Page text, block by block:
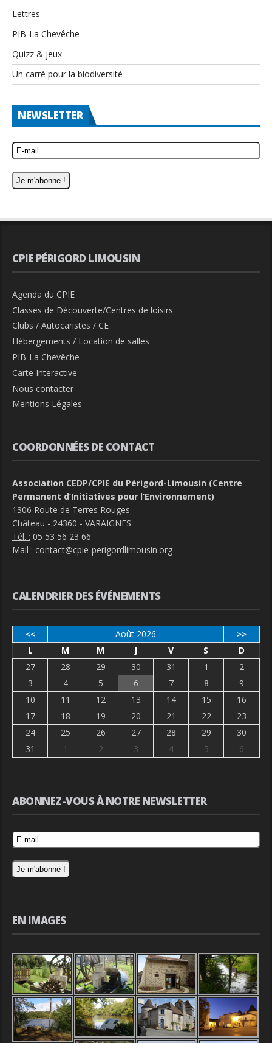
Lettres
PIB-La Chevêche
Quizz & jeux
Un carré pour la biodiversité
NEWSLETTER
CPIE PÉRIGORD LIMOUSIN
Agenda du CPIE
Classes de Découverte/Centres de loisirs
Clubs / Autocaristes / CE
Hébergements / Location de salles
PIB-La Chevêche
Carte Interactive
Nous contacter
Mentions Légales
COORDONNÉES DE CONTACT
Association CEDP/CPIE du Périgord-Limousin (Centre
Permanent d’Initiatives pour l’Environnement)
1306 Route de Terres Rouges
Château - 24360 - VARAIGNES
Tél. : 05 53 56 23 66
Mail : contact@cpie-perigordlimousin.org
CALENDRIER DES ÉVÉNEMENTS
<< Août 2026 >>
L M M J V S
D
27
28 29 30 31 1
2
3
4 5 6 7 8
9
10
11 12 13 14 15
16
17
18 19 20 21 22
23
24
25 26 27 28 29
30
31
1 2 3 4 5 6
ABONNEZ-VOUS À NOTRE NEWSLETTER
EN IMAGES